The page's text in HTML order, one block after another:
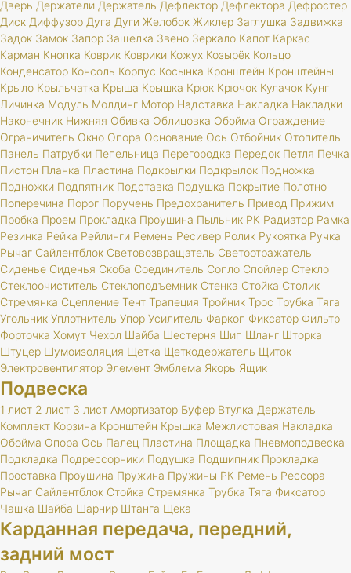
Дверь Держатели Держатель Дефлектор Дефлектора Дефростер
Диск Диффузор Дуга Дуги Желобок Жиклер Заглушка Задвижка
Задок Замок Запор Защелка Звено Зеркало Капот Каркас
Карман Кнопка Коврик Коврики Кожух Козырёк Кольцо
Конденсатор Консоль Корпус Косынка Кронштейн Кронштейны
Крыло Крыльчатка Крыша Крышка Крюк Крючок Кулачок Кунг
Личинка Модуль Молдинг Мотор Надставка Накладка Накладки
Наконечник Нижняя Обивка Облицовка Обойма Ограждение
Ограничитель Окно Опора Основание Ось Отбойник Отопитель
Панель Патрубки Пепельница Перегородка Передок Петля Печка
Пистон Планка Пластина Подкрылки Подкрылок Подножка
Подножки Подпятник Подставка Подушка Покрытие Полотно
Поперечина Порог Поручень Предохранитель Привод Прижим
Пробка Проем Прокладка Проушина Пыльник РК Радиатор Рамка
Резинка Рейка Рейлинги Ремень Ресивер Ролик Рукоятка Ручка
Рычаг Сайлентблок Световозвращатель Светоотражатель
Сиденье Сиденья Скоба Соединитель Сопло Спойлер Стекло
Стеклоочиститель Стеклоподъемник Стенка Стойка Столик
Стремянка Сцепление Тент Трапеция Тройник Трос Трубка Тяга
Угольник Уплотнитель Упор Усилитель Фаркоп Фиксатор Фильтр
Форточка Хомут Чехол Шайба Шестерня Шип Шланг Шторка
Штуцер Шумоизоляция Щетка Щеткодержатель Щиток
Электровентилятор Элемент Эмблема Якорь Ящик
Подвеска
1 лист 2 лист 3 лист Амортизатор Буфер Втулка Держатель
Комплект Корзина Кронштейн Крышка Межлистовая Накладка
Обойма Опора Ось Палец Пластина Площадка Пневмоподвеска
Подкладка Подрессорники Подушка Подшипник Прокладка
Проставка Проушина Пружина Пружины РК Ремень Рессора
Рычаг Сайлентблок Стойка Стремянка Трубка Тяга Фиксатор
Чашка Шайба Шарнир Штанга Щека
Карданная передача, передний,
задний мост